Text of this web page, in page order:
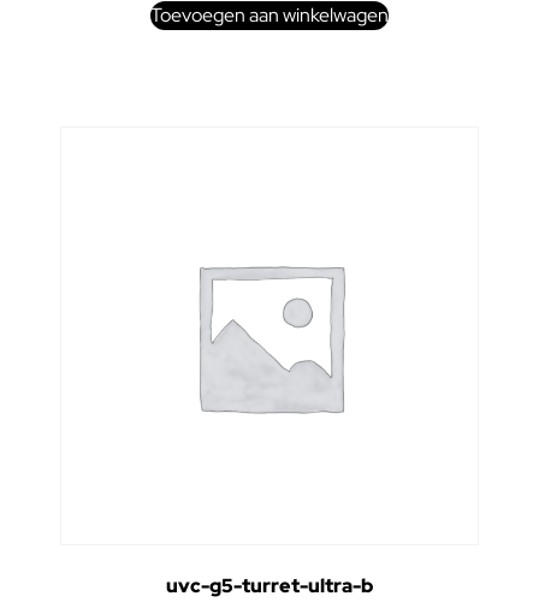
Toevoegen aan winkelwagen
uvc-g5-turret-ultra-b